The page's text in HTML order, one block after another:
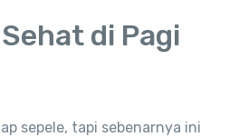
di Pagi
sepele, tapi sebenarnya ini